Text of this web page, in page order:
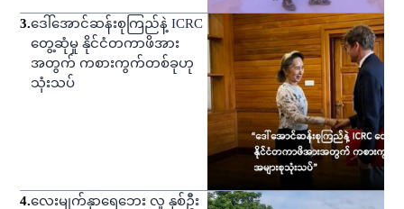
3.ဒေါ်အောင်ဆန်းစုကြည်နဲ့ ICRC
တွေ့ဆုံမှု နိုင်ငံတကာဖိအား
အတွက် ကစားကွက်တစ်ခုဟု
သုံးသပ်
4.လေးမျက်နှာရေဘေး လူ နှစ်ဦး